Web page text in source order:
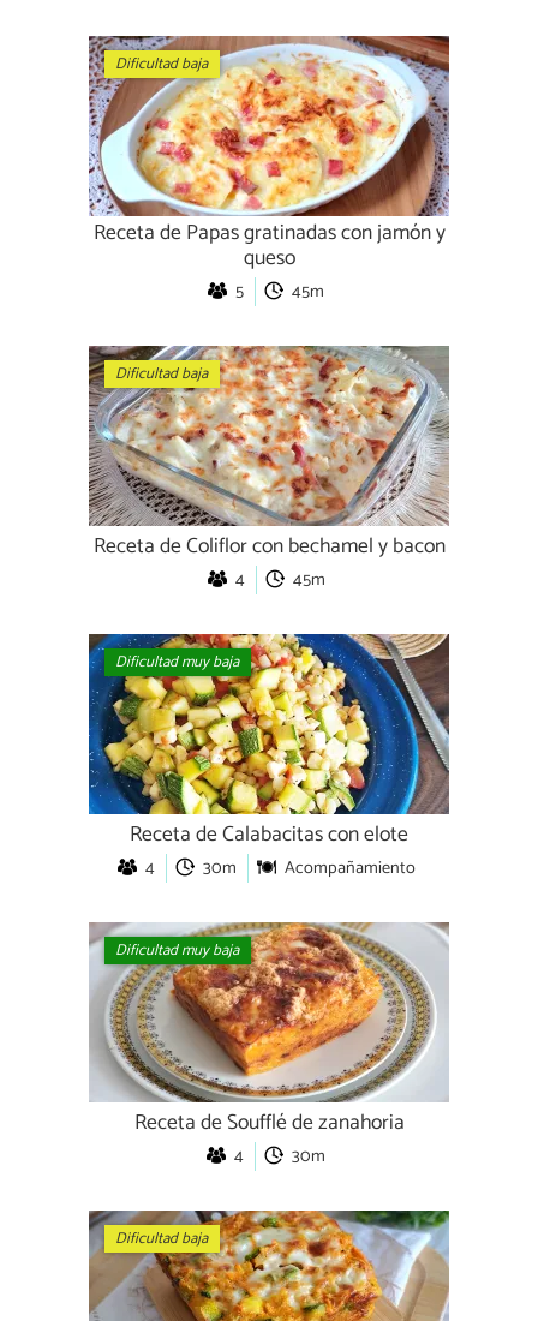
Dificultad baja
Receta de Papas gratinadas con jamón y
queso
5 45m
Dificultad baja
Receta de Coliflor con bechamel y bacon
4 45m
Dificultad muy baja
Receta de Calabacitas con elote
4 30m Acompañamiento
Dificultad muy baja
Receta de Soufflé de zanahoria
4 30m
Dificultad baja